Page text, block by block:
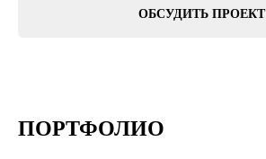
ОБСУДИТЬ ПРОЕКТ
ПОРТФОЛИО